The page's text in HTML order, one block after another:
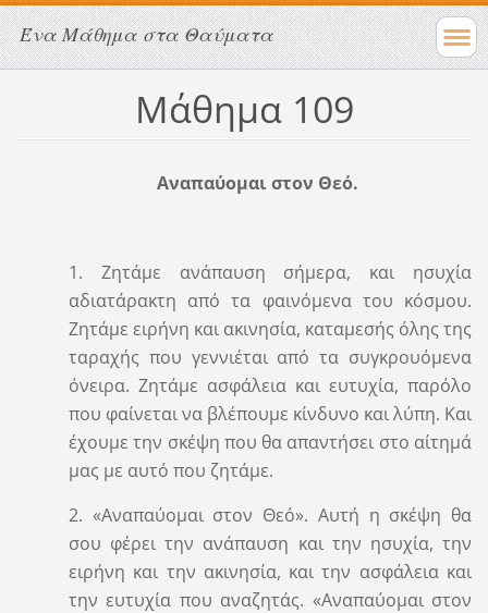
Ένα Μάθημα στα Θαύματα
Μάθημα 109
Αναπαύομαι στον Θεό.
1. Ζητάμε ανάπαυση σήμερα, και ησυχία
αδιατάρακτη από τα φαινόμενα του κόσμου.
Ζητάμε ειρήνη και ακινησία, καταμεσής όλης της
ταραχής που γεννιέται από τα συγκρουόμενα
όνειρα. Ζητάμε ασφάλεια και ευτυχία, παρόλο
που φαίνεται να βλέπουμε κίνδυνο και λύπη. Και
έχουμε την σκέψη που θα απαντήσει στο αίτημά
μας με αυτό που ζητάμε.
2. «Αναπαύομαι στον Θεό». Αυτή η σκέψη θα
σου φέρει την ανάπαυση και την ησυχία, την
ειρήνη και την ακινησία, και την ασφάλεια και
την ευτυχία που αναζητάς. «Αναπαύομαι στον